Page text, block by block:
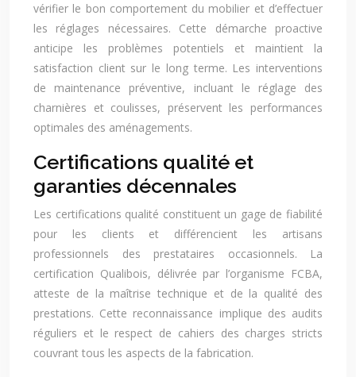
vérifier le bon comportement du mobilier et d’effectuer
les réglages nécessaires. Cette démarche proactive
anticipe les problèmes potentiels et maintient la
satisfaction client sur le long terme. Les interventions
de maintenance préventive, incluant le réglage des
charnières et coulisses, préservent les performances
optimales des aménagements.
Certifications qualité et
garanties décennales
Les certifications qualité constituent un gage de fiabilité
pour les clients et différencient les artisans
professionnels des prestataires occasionnels. La
certification Qualibois, délivrée par l’organisme FCBA,
atteste de la maîtrise technique et de la qualité des
prestations. Cette reconnaissance implique des audits
réguliers et le respect de cahiers des charges stricts
couvrant tous les aspects de la fabrication.